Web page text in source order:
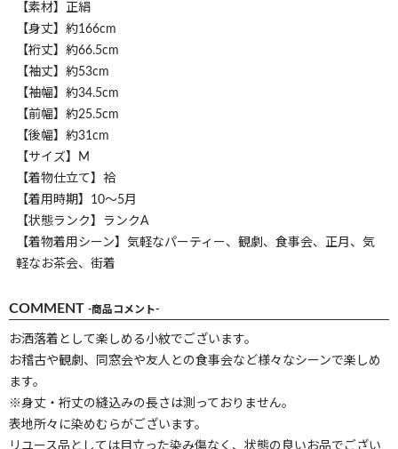
【素材】正絹
【身丈】約166cm
【裄丈】約66.5cm
【袖丈】約53cm
【袖幅】約34.5cm
【前幅】約25.5cm
【後幅】約31cm
【サイズ】M
【着物仕立て】袷
【着用時期】10～5月
【状態ランク】ランクA
【着物着用シーン】気軽なパーティー、観劇、食事会、正月、気
軽なお茶会、街着
COMMENT -商品コメント-
お洒落着として楽しめる小紋でございます。
お稽古や観劇、同窓会や友人との食事会など様々なシーンで楽しめ
ます。
※身丈・裄丈の縫込みの長さは測っておりません。
表地所々に染めむらがございます。
リユース品としては目立った染み傷なく、状態の良いお品でござい